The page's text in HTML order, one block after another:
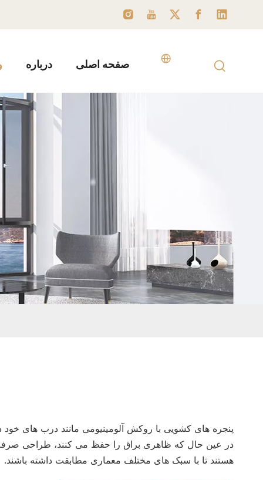
صفحه اصلی درباره
پنجره های کشویی با روکش آلومینیومی مانند درب های
در عین حال که ظاهری براق را حفظ می کنند، طراحی صرفه
هستند تا با سبک های مختلف معماری مطابقت داشته باشند.